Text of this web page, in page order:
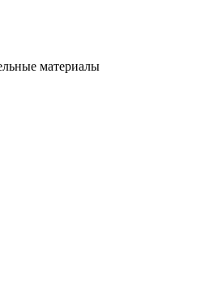
материалы